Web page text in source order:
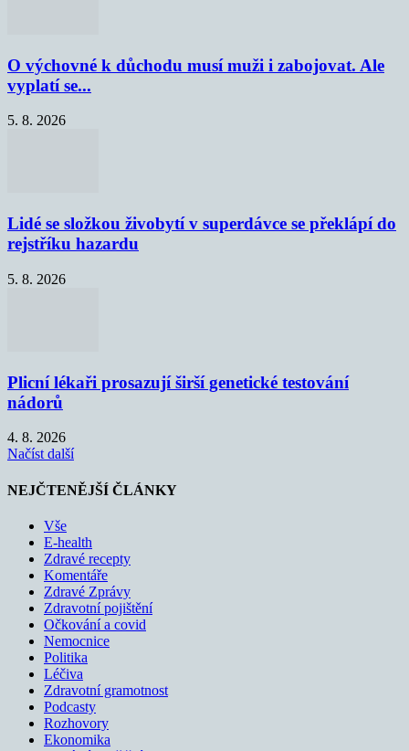
O výchovné k důchodu musí muži i zabojovat. Ale
vyplatí se...
5. 8. 2026
Lidé se složkou živobytí v superdávce se překlápí do
rejstříku hazardu
5. 8. 2026
Plicní lékaři prosazují širší genetické testování
nádorů
4. 8. 2026
Načíst další
NEJČTENĚJŠÍ ČLÁNKY
Vše
E-health
Zdravé recepty
Komentáře
Zdravé Zprávy
Zdravotní pojištění
Očkování a covid
Nemocnice
Politika
Léčiva
Zdravotní gramotnost
Podcasty
Rozhovory
Ekonomika